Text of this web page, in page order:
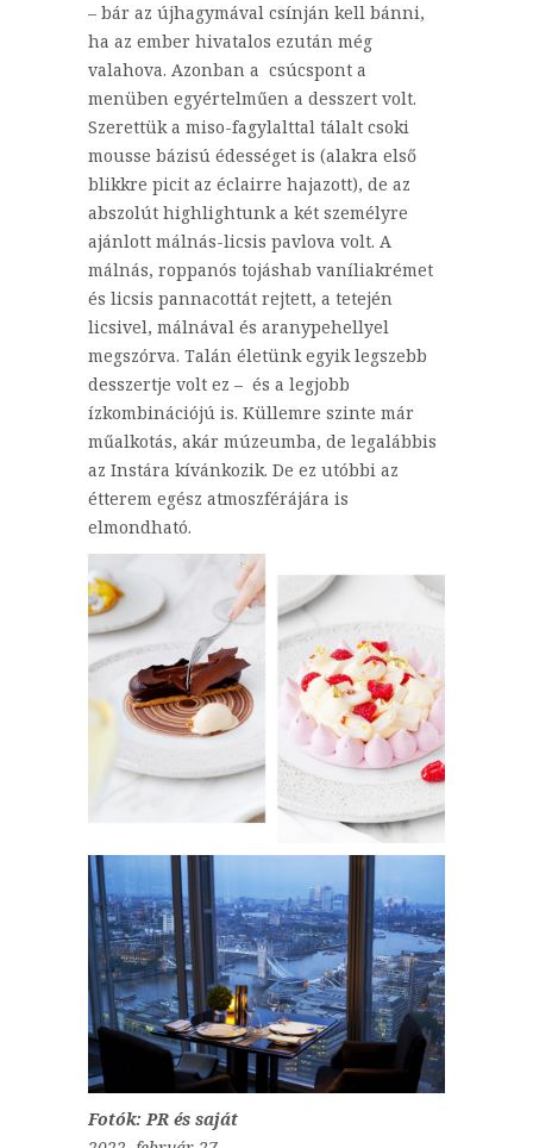
– bár az újhagymával csínján kell bánni,
ha az ember hivatalos ezután még
valahova. Azonban a csúcspont a
menüben egyértelműen a desszert volt.
Szerettük a miso-fagylalttal tálalt csoki
mousse bázisú édességet is (alakra első
blikkre picit az éclairre hajazott), de az
abszolút highlightunk a két személyre
ajánlott málnás-licsis pavlova volt. A
málnás, roppanós tojáshab vaníliakrémet
és licsis pannacottát rejtett, a tetején
licsivel, málnával és aranypehellyel
megszórva. Talán életünk egyik legszebb
desszertje volt ez – és a legjobb
ízkombinációjú is. Küllemre szinte már
műalkotás, akár múzeumba, de legalábbis
az Instára kívánkozik. De ez utóbbi az
étterem egész atmoszférájára is
elmondható.
Fotók: PR és saját